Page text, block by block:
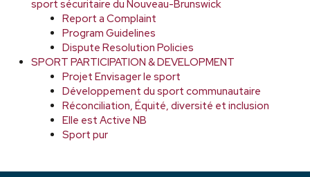
sport sécuritaire du Nouveau-Brunswick
Report a Complaint
Program Guidelines
Dispute Resolution Policies
SPORT PARTICIPATION & DEVELOPMENT
Projet Envisager le sport
Développement du sport communautaire
Réconciliation, Équité, diversité et inclusion
Elle est Active NB
Sport pur